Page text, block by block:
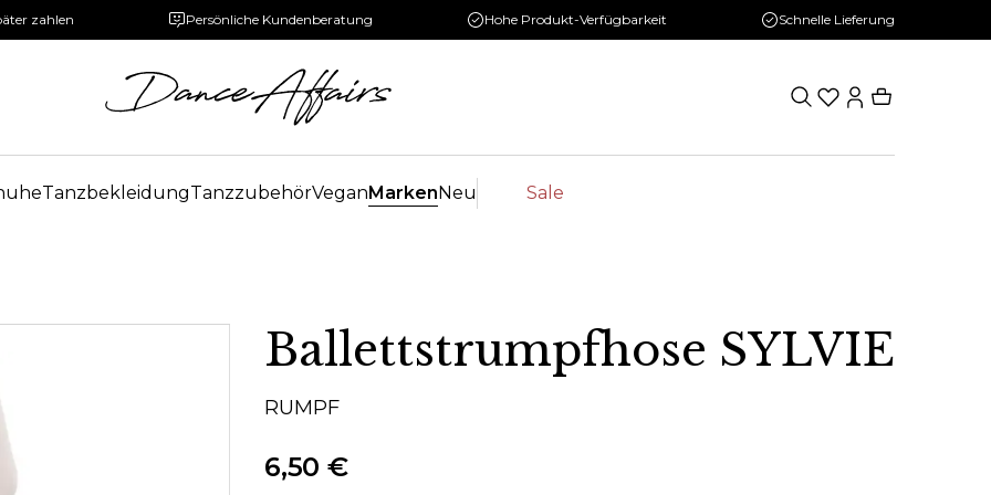
zahlen Persönliche Kundenberatung Hohe Produkt-Verfügbarkeit Schnelle Lieferung
TanzbekleidungTanzzubehörVeganMarkenNeu Sale
Ballettstrumpfhose SYLVIE
RUMPF
6,50 €